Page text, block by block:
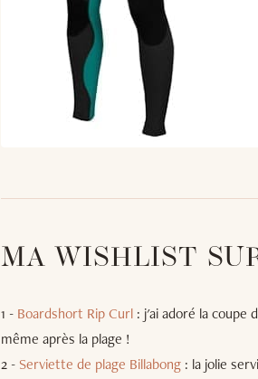
MA WISHLIST
1 - Boardshort Rip Curl : j'ai adoré la coupe
même après la plage !
2 -Serviette de plage Billabong : la jolie